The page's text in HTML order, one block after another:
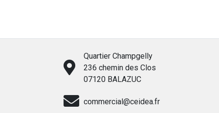
Quartier Champgelly
236 chemin des Clos
07120 BALAZUC
commercial@ceidea.fr